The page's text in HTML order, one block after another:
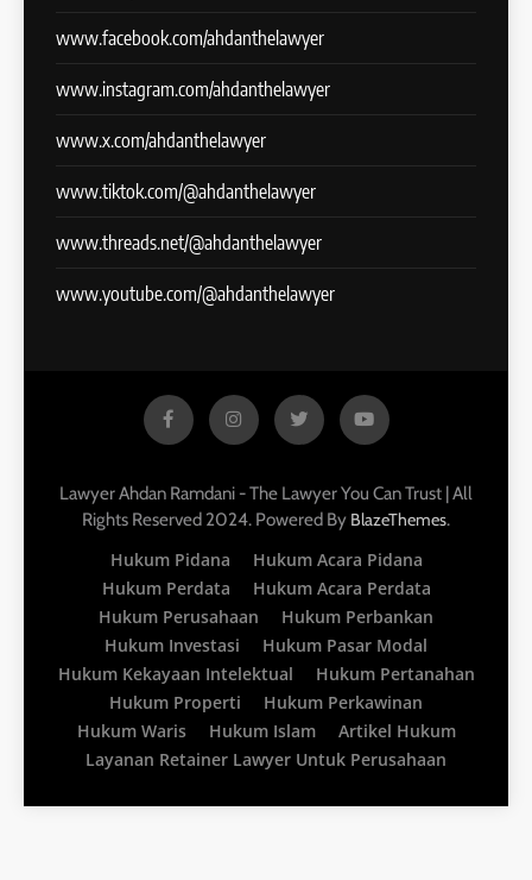
www.facebook.com/ahdanthelawyer
www.instagram.com/ahdanthelawyer
www.x.com/ahdanthelawyer
www.tiktok.com/@ahdanthelawyer
www.threads.net/@ahdanthelawyer
www.youtube.com/@ahdanthelawyer
Lawyer Ahdan Ramdani - The Lawyer You Can Trust | All
Rights Reserved 2024. Powered By BlazeThemes.
Hukum Pidana
Hukum Acara Pidana
Hukum Perdata
Hukum Acara Perdata
Hukum Perusahaan
Hukum Perbankan
Hukum Investasi
Hukum Pasar Modal
Hukum Kekayaan Intelektual
Hukum Pertanahan
Hukum Properti
Hukum Perkawinan
Hukum Waris
Hukum Islam
Artikel Hukum
Layanan Retainer Lawyer Untuk Perusahaan